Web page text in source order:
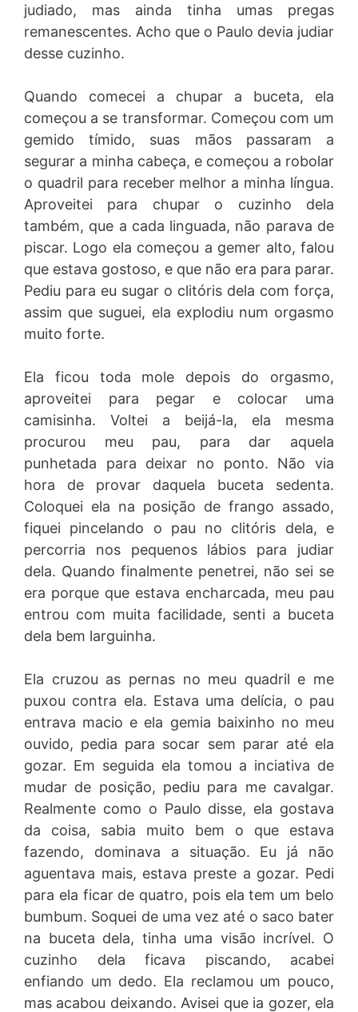
judiado, mas ainda tinha umas pregas
remanescentes. Acho que o Paulo devia judiar
desse cuzinho.
Quando comecei a chupar a buceta, ela
começou a se transformar. Começou com um
gemido tímido, suas mãos passaram a
segurar a minha cabeça, e começou a robolar
o quadril para receber melhor a minha língua.
Aproveitei para chupar o cuzinho dela
também, que a cada linguada, não parava de
piscar. Logo ela começou a gemer alto, falou
que estava gostoso, e que não era para parar.
Pediu para eu sugar o clitóris dela com força,
assim que suguei, ela explodiu num orgasmo
muito forte.
Ela ficou toda mole depois do orgasmo,
aproveitei para pegar e colocar uma
camisinha. Voltei a beijá-la, ela mesma
procurou meu pau, para dar aquela
punhetada para deixar no ponto. Não via
hora de provar daquela buceta sedenta.
Coloquei ela na posição de frango assado,
fiquei pincelando o pau no clitóris dela, e
percorria nos pequenos lábios para judiar
dela. Quando finalmente penetrei, não sei se
era porque que estava encharcada, meu pau
entrou com muita facilidade, senti a buceta
dela bem larguinha.
Ela cruzou as pernas no meu quadril e me
puxou contra ela. Estava uma delícia, o pau
entrava macio e ela gemia baixinho no meu
ouvido, pedia para socar sem parar até ela
gozar. Em seguida ela tomou a inciativa de
mudar de posição, pediu para me cavalgar.
Realmente como o Paulo disse, ela gostava
da coisa, sabia muito bem o que estava
fazendo, dominava a situação. Eu já não
aguentava mais, estava preste a gozar. Pedi
para ela ficar de quatro, pois ela tem um belo
bumbum. Soquei de uma vez até o saco bater
na buceta dela, tinha uma visão incrível. O
cuzinho dela ficava piscando, acabei
enfiando um dedo. Ela reclamou um pouco,
mas acabou deixando. Avisei que ia gozer, ela